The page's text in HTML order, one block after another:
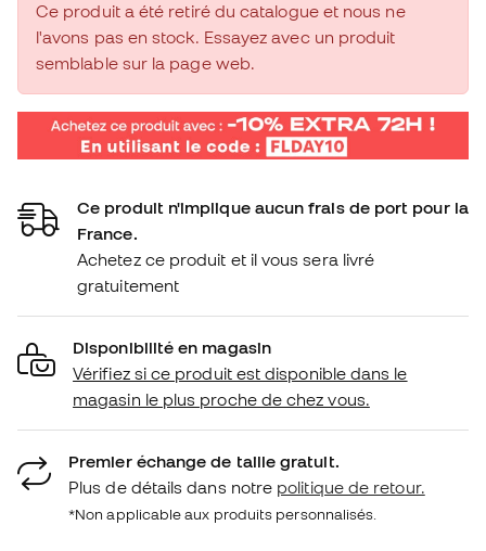
Ce produit a été retiré du catalogue et nous ne
l'avons pas en stock. Essayez avec un produit
semblable sur la page web.
Ce produit n'implique aucun frais de port pour la
France.
Achetez ce produit et il vous sera livré
gratuitement
Disponibilité en magasin
Vérifiez si ce produit est disponible dans le
magasin le plus proche de chez vous.
Premier échange de taille gratuit.
Plus de détails dans notre politique de retour.
*Non applicable aux produits personnalisés.